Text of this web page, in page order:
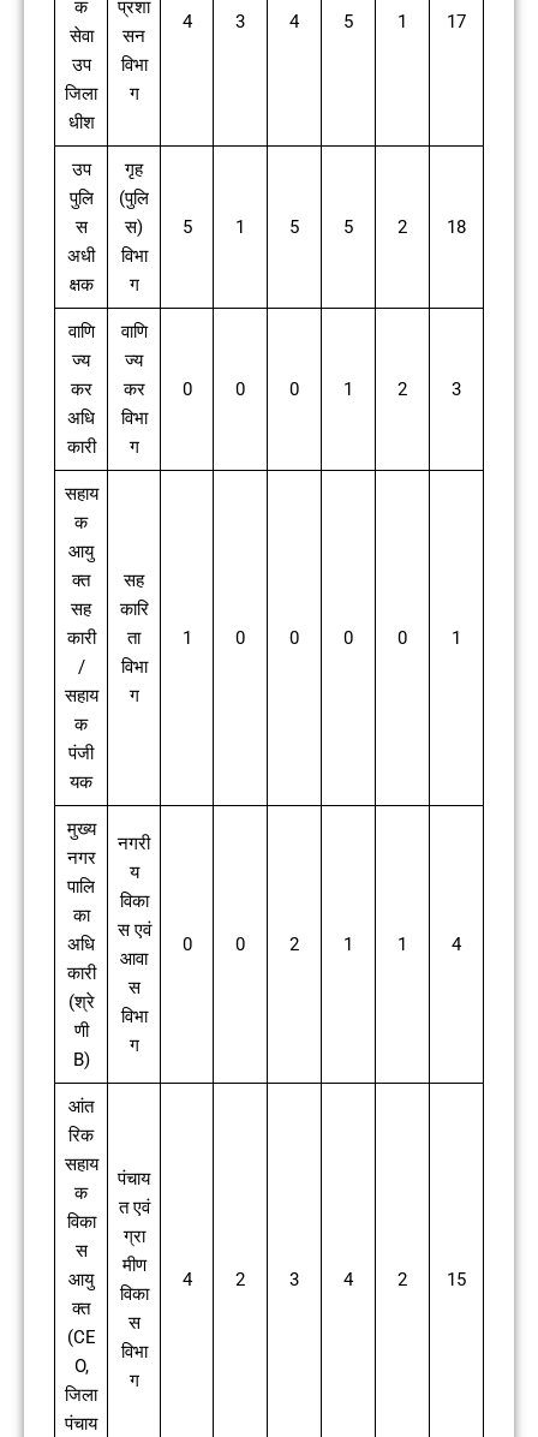
क
सेवा
उप
जिला
धीश
प्रशा
सन
विभा
ग
4 3 4 5 1 17
उप
पुलि
स
अधी
क्षक
गृह
(पुलि
स)
विभा
ग
5 1 5 5 2 18
वाणि
ज्य
कर
अधि
कारी
वाणि
ज्य
कर
विभा
ग
0 0 0 1 2 3
सहाय
क
आयु
क्त
सह
कारी
/
सहाय
क
पंजी
यक
सह
कारि
ता
विभा
ग
1 0 0 0 0 1
मुख्य
नगर
पालि
का
अधि
कारी
(श्रे
णी
B)
नगरी
य
विका
स एवं
आवा
स
विभा
ग
0 0 2 1 1 4
आंत
रिक
सहाय
क
विका
स
आयु
क्त
(CE
O,
जिला
पंचाय
पंचाय
त एवं
ग्रा
मीण
विका
स
विभा
ग
4 2 3 4 2 15